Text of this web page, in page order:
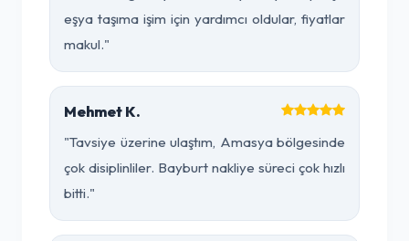
eşya taşıma işim için yardımcı oldular, fiyatlar
makul."
Mehmet K.
"Tavsiye üzerine ulaştım, Amasya bölgesinde
çok disiplinliler. Bayburt nakliye süreci çok hızlı
bitti."